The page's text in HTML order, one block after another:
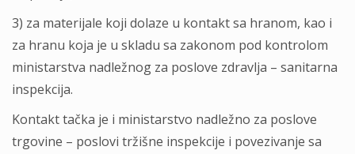
3) za materijale koji dolaze u kontakt sa hranom, kao i
za hranu koja je u skladu sa zakonom pod kontrolom
ministarstva nadležnog za poslove zdravlja – sanitarna
inspekcija.
Kontakt tačka je i ministarstvo nadležno za poslove
trgovine – poslovi tržišne inspekcije i povezivanje sa